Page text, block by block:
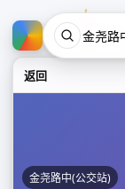
返回
金尧路中(公交站)